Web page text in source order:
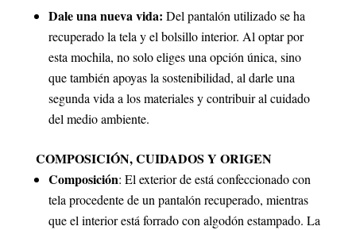
Dale una nueva vida: Del pantalón utilizado se ha
recuperado la tela y el bolsillo interior. Al optar por
esta mochila, no solo eliges una opción única, sino
que también apoyas la sostenibilidad, al darle una
segunda vida a los materiales y contribuir al cuidado
del medio ambiente.
COMPOSICIÓN, CUIDADOS Y ORIGEN
Composición: El exterior de está confeccionado con
tela procedente de un pantalón recuperado, mientras
que el interior está forrado con algodón estampado. La